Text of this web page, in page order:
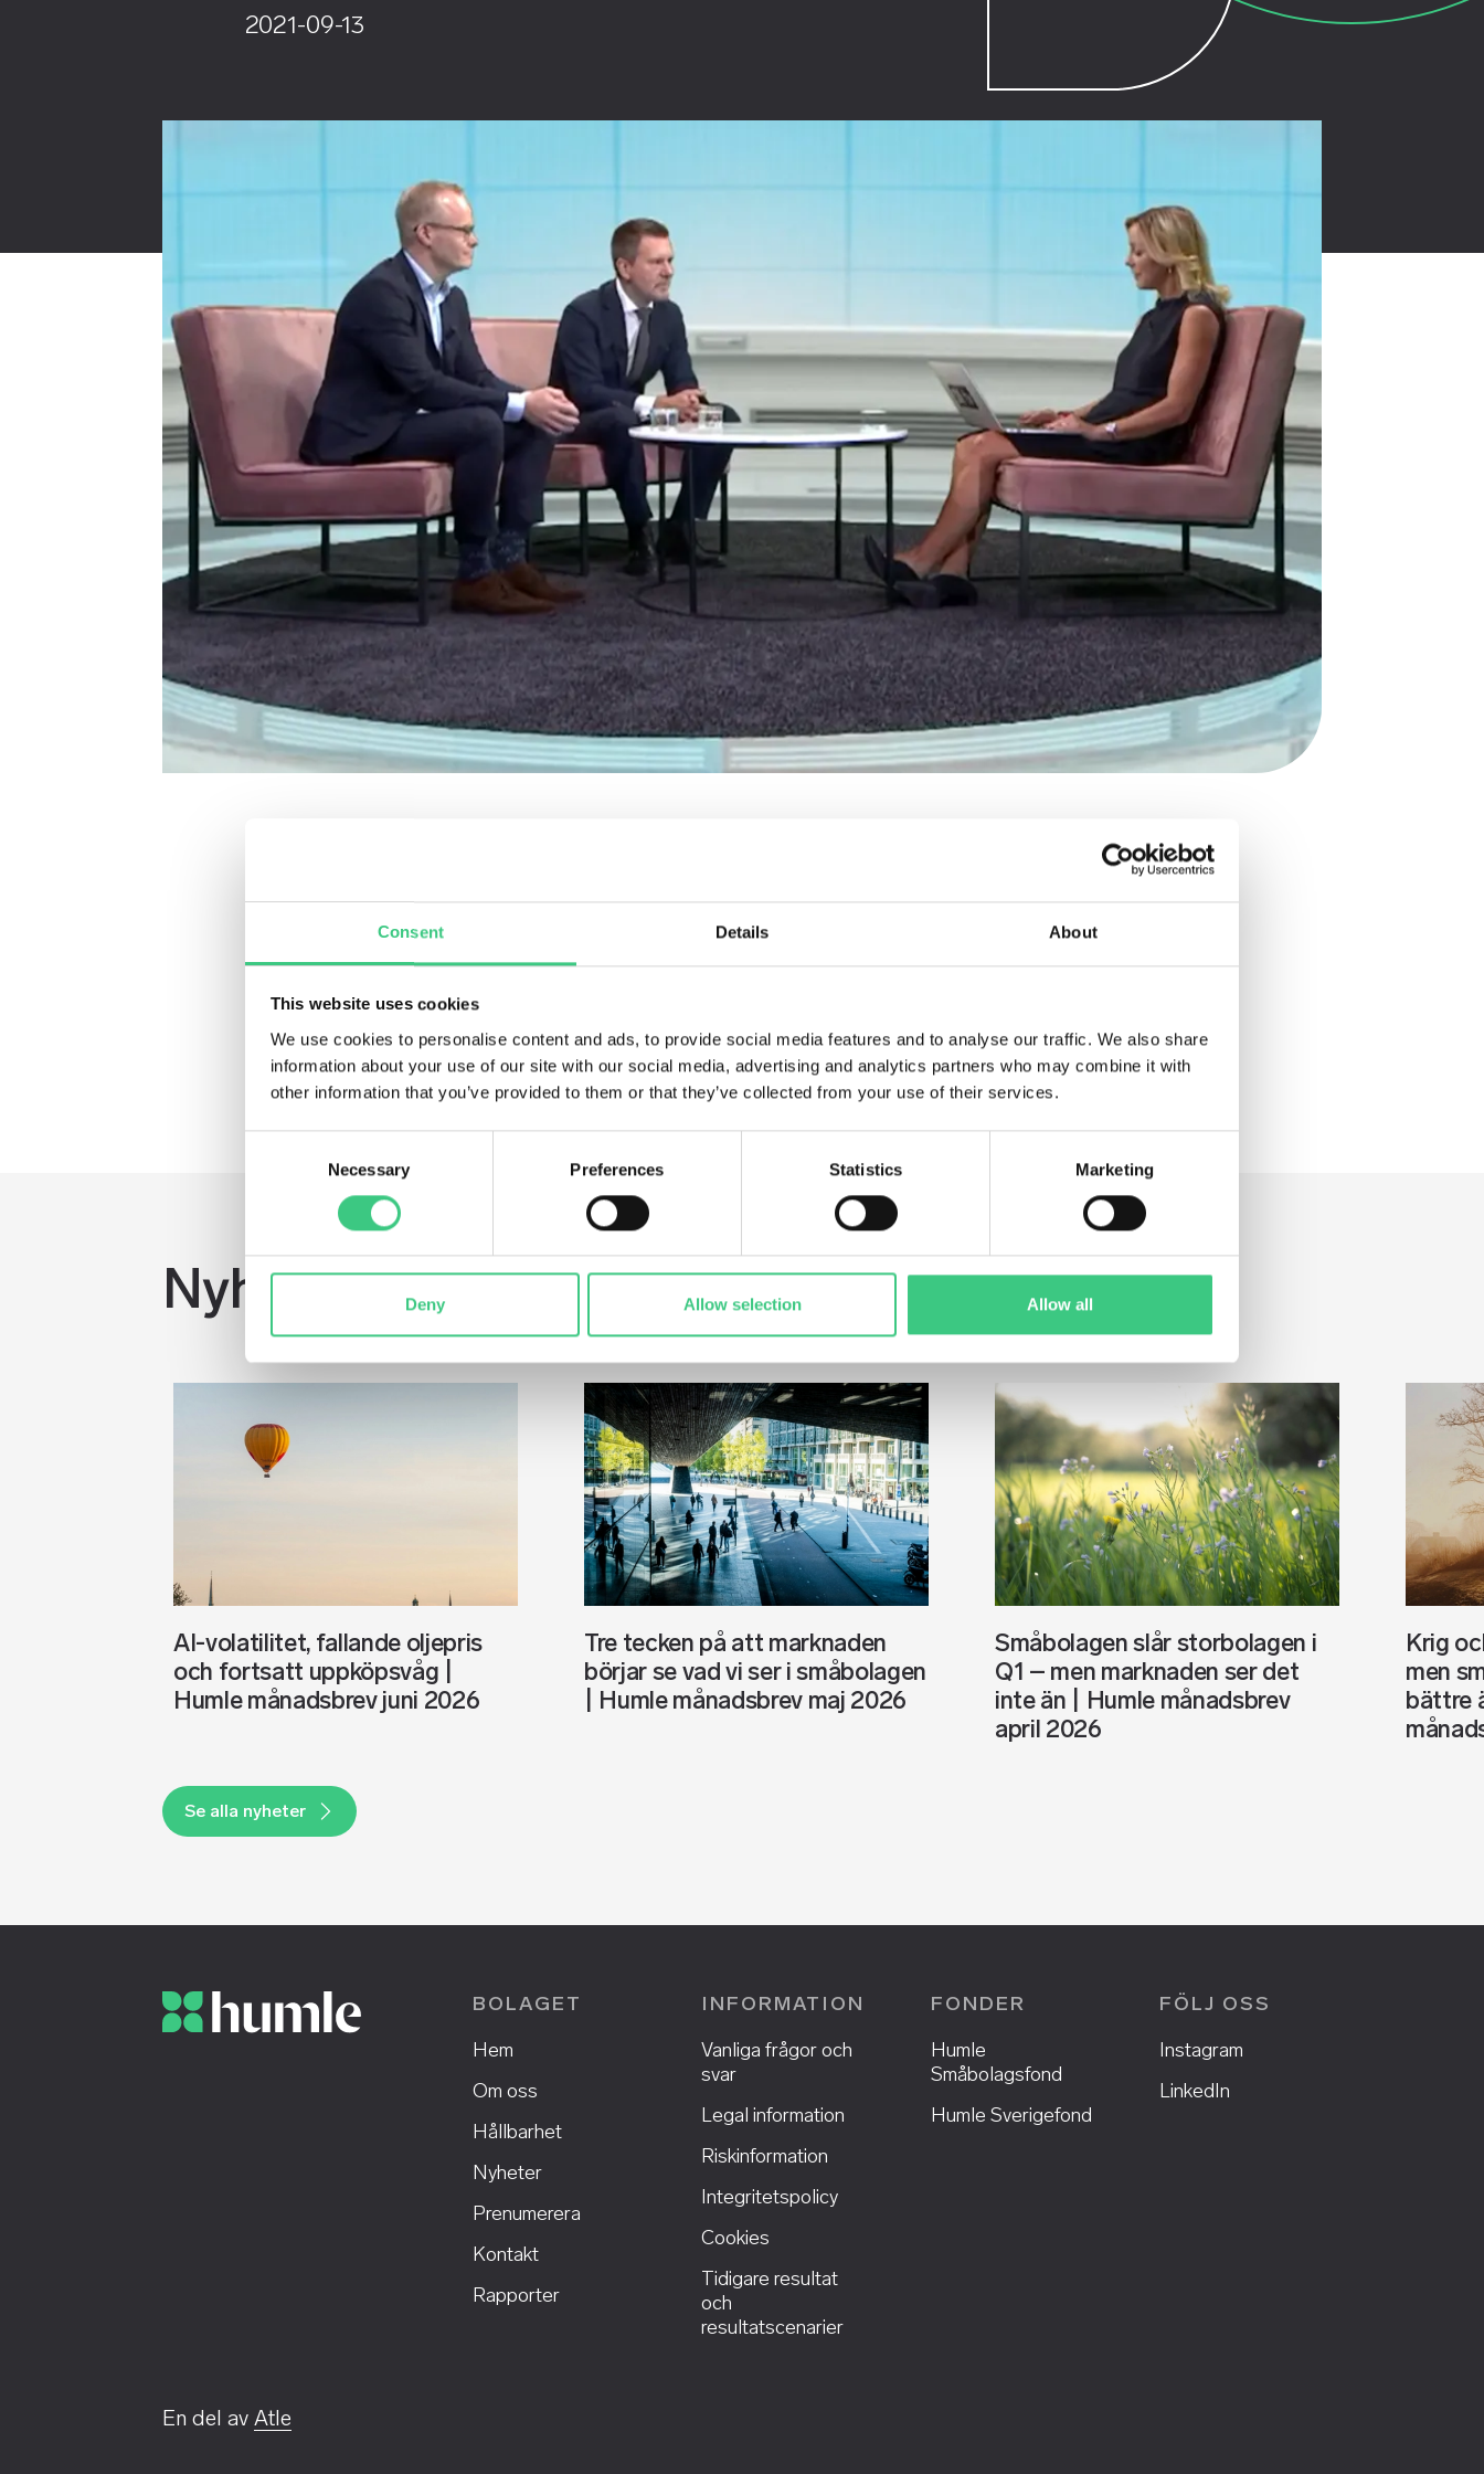
Consent Details About
This website uses cookies
We use cookies to personalise content and ads, to provide social media features and to analyse our traffic. We also share
information about your use of our site with our social media, advertising and analytics partners who may combine it with
other information that you’ve provided to them or that they’ve collected from your use of their services.
Necessary Preferences Statistics Marketing
Deny Allow selection Allow all
2021-09-13
Den 13 september 2021 intervjuades förvaltare Petter Löfqvist och förvaltare Joel Backesten i DiTV. De gav sin syn på
Det är lite motigt på börsen just nu. Men hur kan den komma att utvecklas inom den närmsta framtiden? Petter Löfqvist
Kolla på inslaget på Dagens Industri under länken:
Källa foto: Di.se
Nyheter
AI-volatilitet, fallande oljepris
och fortsatt uppköpsvåg |
Humle månadsbrev juni 2026
Tre tecken på att marknaden
börjar se vad vi ser i småbolagen
| Humle månadsbrev maj 2026
Småbolagen slår storbolagen i
Q1 – men marknaden ser det
inte än | Humle månadsbrev
april 2026
Krig
men
bättre
Se alla nyheter
BOLAGET
Hem
Om oss
Hållbarhet
Nyheter
Prenumerera
Kontakt
Rapporter
INFORMATION
Vanliga frågor och
svar
Legal information
Riskinformation
Integritetspolicy
Cookies
Tidigare resultat
och
resultatscenarier
FONDER
Humle
Småbolagsfond
Humle Sverigefond
FÖLJ OSS
Instagram
LinkedIn
En del av Atle